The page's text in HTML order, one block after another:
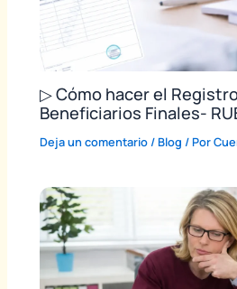
▷ Cómo hacer el
Beneficiarios Finales-
Deja un comentario/Blog / Por